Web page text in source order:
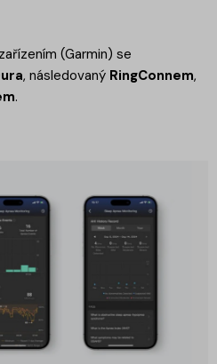
(Garmin) se
, následovaný RingConnem,
.